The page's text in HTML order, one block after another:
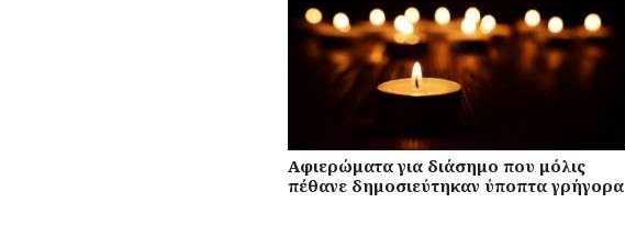
Αφιερώματα για διάσημο που μόλις
πέθανε δημοσιεύτηκαν ύποπτα γρήγορα